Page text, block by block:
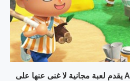
منافس Animal Crossing يقدم لعبة مجانية لا غنى عنها على